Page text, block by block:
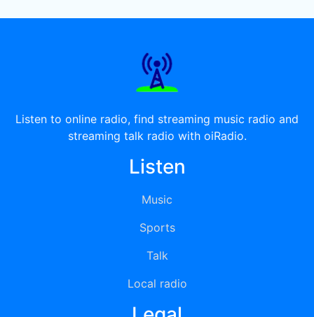
Listen to online radio, find streaming music radio and
streaming talk radio with oiRadio.
Listen
Music
Sports
Talk
Local radio